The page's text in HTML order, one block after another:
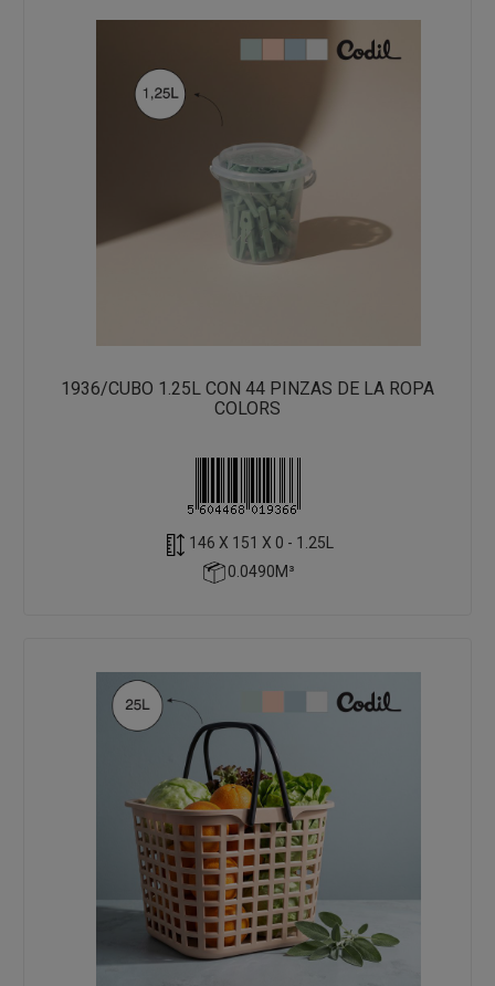
1936/CUBO 1.25L CON 44 PINZAS DE LA ROPA
COLORS
146 X 151 X 0 - 1.25L
0.0490M³